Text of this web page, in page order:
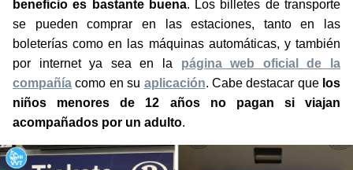
beneficio es bastante buena. Los billetes de transporte
se pueden comprar en las estaciones, tanto en las
boleterías como en las máquinas automáticas, y también
por internet ya sea en la página web oficial de la
compañía como en su aplicación. Cabe destacar que los
niños menores de 12 años no pagan si viajan
acompañados por un adulto.